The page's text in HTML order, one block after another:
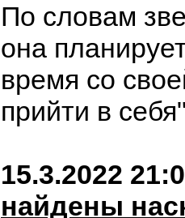
По словам
она
время со
прийти в
15.3.2022
найдены